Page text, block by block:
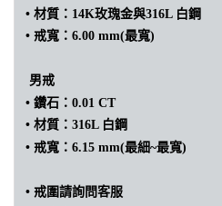
•材質：14K玫瑰金與316L 白鋼
•戒寬：6.00 mm(最寬)
男戒
•鑽石：0.01 CT
•材質：316L 白鋼
•戒寬：6.15 mm(最細~最寬)
• 戒圍請詢問客服